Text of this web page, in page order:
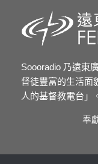
Soooradio 乃遠東
督徒豐富的生活面
人的基督教電台」
奉